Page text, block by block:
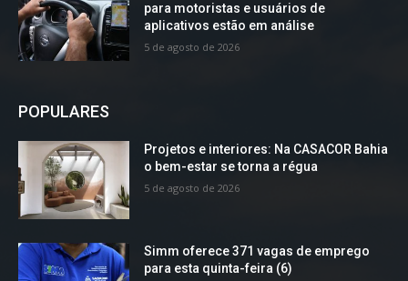
para motoristas e usuários de
aplicativos estão em análise
5 de agosto de 2026
POPULARES
Projetos e interiores: Na CASACOR Bahia
o bem-estar se torna a régua
5 de agosto de 2026
Simm oferece 371 vagas de emprego
para esta quinta-feira (6)